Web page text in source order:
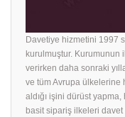
Davetiye hizmetini 1997
kurulmuştur. Kurumunun
verirken daha sonraki
ve tüm Avrupa ülkelerine
aldığı işini dürüst yapma,
basit sipariş ilkeleri davet